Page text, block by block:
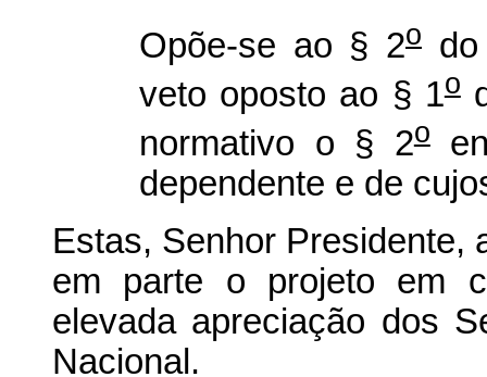
Opõe-se ao § 2o
veto oposto ao § 1o
normativo o § 2o
dependente e de
Estas, Senhor Presidente,
em parte o projeto em
elevada apreciação dos
Nacional.